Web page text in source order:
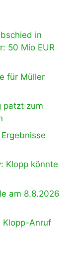
in
50 Mio EUR
für Müller
patzt zum
Klopp könnte
am 8.8.2026
Klopp-Anruf